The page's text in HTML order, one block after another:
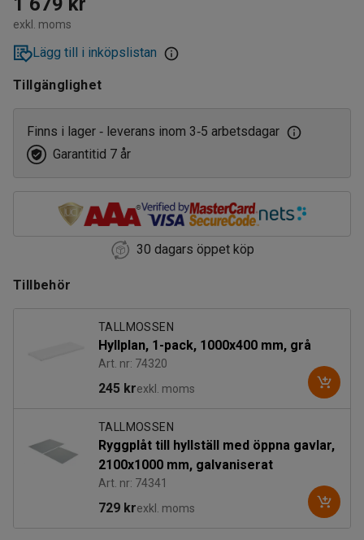
400
500
600
exkl. moms
Lägg till i inköpslistan
Tillgänglighet
Finns i lager ‑ leverans inom 3‑5 arbetsdagar
Garantitid 7 år
30 dagars öppet köp
Tillbehör
TALLMOSSEN
Hyllplan, 1-pack, 1000x400 mm, grå
Art. nr: 74320
245 krexkl. moms
TALLMOSSEN
Ryggplåt till hyllställ med öppna gavlar,
2100x1000 mm, galvaniserat
Art. nr: 74341
729 krexkl. moms